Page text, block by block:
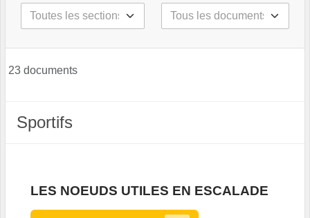
23 documents
Sportifs
LES NOEUDS UTILES EN ESCALADE